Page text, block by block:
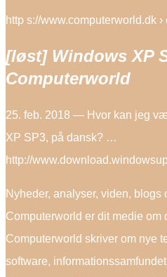
http s://www.computerworld.dk ›
[løst] Windows XP
Computerworld
25. feb. 2018 — Hvor kan jeg
XP SP3, på dansk? …
http://
Nyheder, analyser, viden, blogs
Computerworld er dit medie om
Computerworld skriver om nye
software,